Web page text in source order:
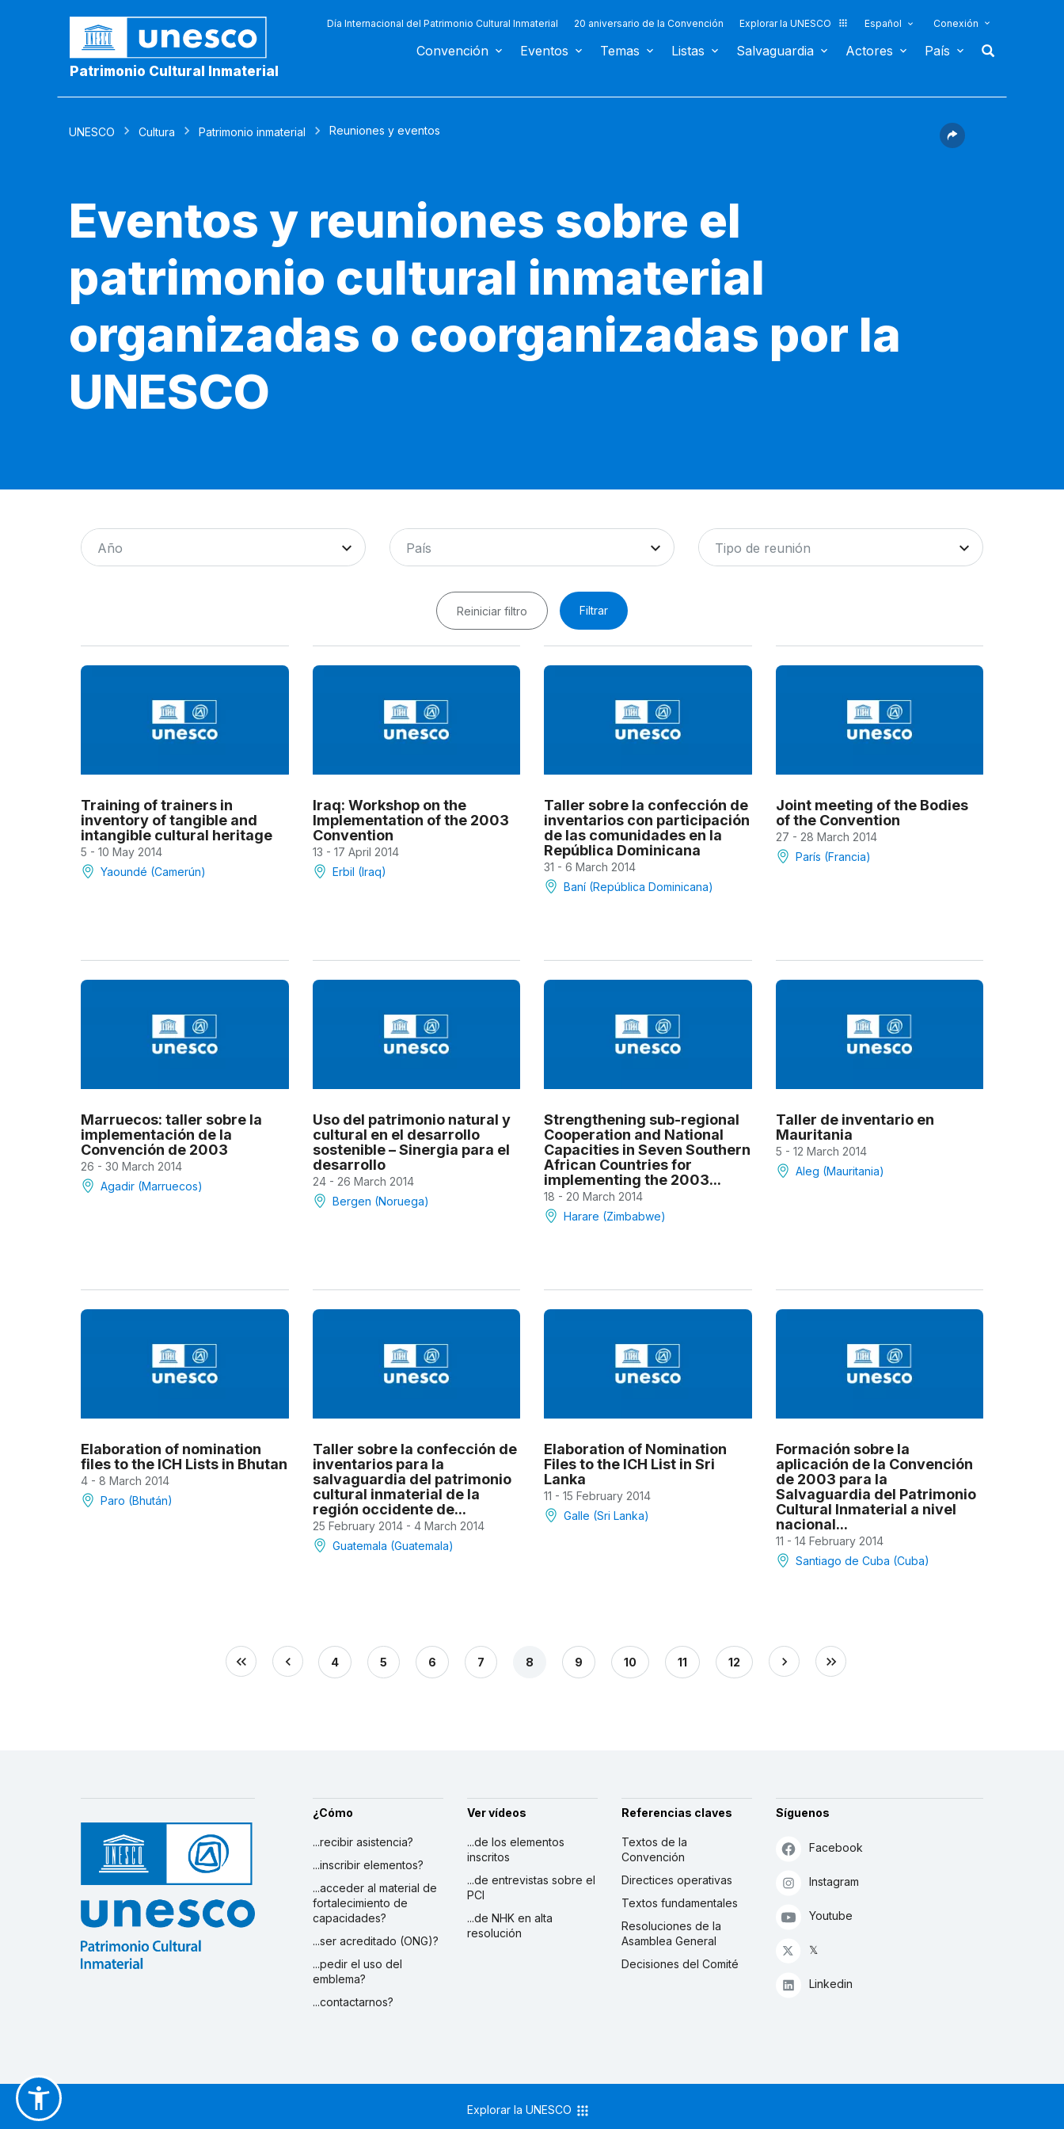
Patrimonio Cultural Inmaterial
Día Internacional del Patrimonio Cultural Inmaterial 20 aniversario de la Convención Explorar la UNESCO Español Conexión
Convención Eventos Temas Listas Salvaguardia Actores País
UNESCO Cultura Patrimonio inmaterial Reuniones y eventos
Eventos y reuniones sobre el
patrimonio cultural inmaterial
organizadas o coorganizadas por la
UNESCO
Año País Tipo de reunión
Reiniciar filtro Filtrar
Training of trainers in
inventory of tangible and
intangible cultural heritage
5 - 10 May 2014
Yaoundé (Camerún)
Iraq: Workshop on the
Implementation of the 2003
Convention
13 - 17 April 2014
Erbil (Iraq)
Taller sobre la confección de
inventarios con participación
de las comunidades en la
República Dominicana
31 - 6 March 2014
Baní (República Dominicana)
Joint meeting of the Bodies
of the Convention
27 - 28 March 2014
París (Francia)
Marruecos: taller sobre la
implementación de la
Convención de 2003
26 - 30 March 2014
Agadir (Marruecos)
Uso del patrimonio natural y
cultural en el desarrollo
sostenible – Sinergia para el
desarrollo
24 - 26 March 2014
Bergen (Noruega)
Strengthening sub-regional
Cooperation and National
Capacities in Seven Southern
African Countries for
implementing the 2003...
18 - 20 March 2014
Harare (Zimbabwe)
Taller de inventario en
Mauritania
5 - 12 March 2014
Aleg (Mauritania)
Elaboration of nomination
files to the ICH Lists in Bhutan
4 - 8 March 2014
Paro (Bhután)
Taller sobre la confección de
inventarios para la
salvaguardia del patrimonio
cultural inmaterial de la
región occidente de...
25 February 2014 - 4 March 2014
Guatemala (Guatemala)
Elaboration of Nomination
Files to the ICH List in Sri
Lanka
11 - 15 February 2014
Galle (Sri Lanka)
Formación sobre la
aplicación de la Convención
de 2003 para la
Salvaguardia del Patrimonio
Cultural Inmaterial a nivel
nacional...
11 - 14 February 2014
Santiago de Cuba (Cuba)
4 5 6 7 8 9 10 11 12
¿Cómo
...recibir asistencia?
...inscribir elementos?
...acceder al material de
fortalecimiento de
capacidades?
...ser acreditado (ONG)?
...pedir el uso del
emblema?
...contactarnos?
Ver vídeos
...de los elementos
inscritos
...de entrevistas sobre el
PCI
...de NHK en alta
resolución
Referencias claves
Textos de la
Convención
Directices operativas
Textos fundamentales
Resoluciones de la
Asamblea General
Decisiones del Comité
Síguenos
Facebook
Instagram
Youtube
𝕏
Linkedin
Explorar la UNESCO